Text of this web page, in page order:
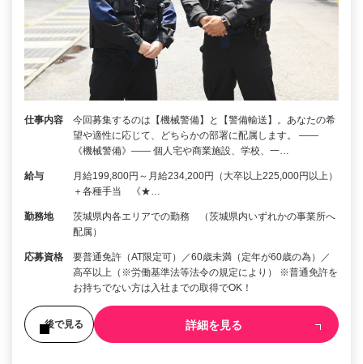
仕事内容
今回募集するのは【機械警備】と【警備輸送】。あなたの希
望や適性に応じて、どちらかの部署に配属します。 ――
《機械警備》―― 個人宅や商業施設、学校、一…
給与
月給199,800円～月給234,200円（大卒以上225,000円以上）
＋各種手当 《★…
勤務地
茨城県内各エリアでの勤務 （茨城県内いずれかの事業所へ
配属）
応募資格
要普通免許（AT限定可）／60歳未満（定年が60歳の為）／
高卒以上（※労働基準法等法令の規定により） ※普通免許を
お持ちでない方は入社までの取得でOK！
後で見る 詳細を見る